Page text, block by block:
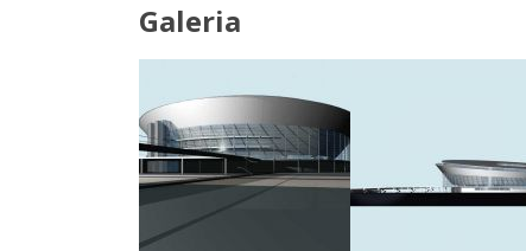
Galeria